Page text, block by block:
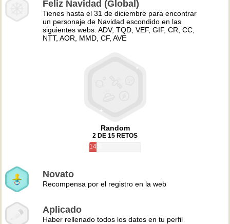
Feliz Navidad (Global)
Tienes hasta el 31 de diciembre para encontrar
un personaje de Navidad escondido en las
siguientes webs: ADV, TQD, VEF, GIF, CR, CC,
NTT, AOR, MMD, CF, AVE
Random
2 DE 15 RETOS
14%
Novato
Recompensa por el registro en la web
Aplicado
Haber rellenado todos los datos en tu perfil